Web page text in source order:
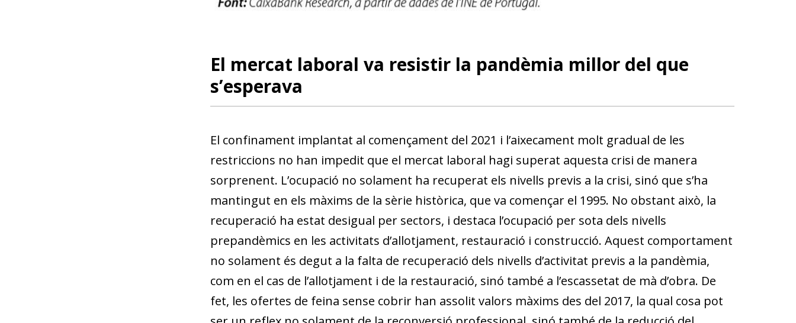
El mercat laboral va resistir la pandèmia millor del que
s’esperava
El confinament implantat al començament del 2021 i l’aixecament molt gradual de les
restriccions no han impedit que el mercat laboral hagi superat aquesta crisi de manera
sorprenent. L’ocupació no solament ha recuperat els nivells previs a la crisi, sinó que s’ha
mantingut en els màxims de la sèrie històrica, que va començar el 1995. No obstant això, la
recuperació ha estat desigual per sectors, i destaca l’ocupació per sota dels nivells
prepandèmics en les activitats d’allotjament, restauració i construcció. Aquest comportament
no solament és degut a la falta de recuperació dels nivells d’activitat previs a la pandèmia,
com en el cas de l’allotjament i de la restauració, sinó també a l’escassetat de mà d’obra. De
fet, les ofertes de feina sense cobrir han assolit valors màxims des del 2017, la qual cosa pot